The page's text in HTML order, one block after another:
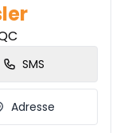
SMS
Adresse